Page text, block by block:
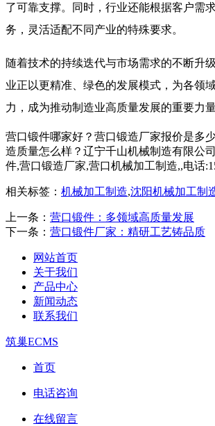
了可靠支撑。同时，行业还能根据客户需
务，灵活适配不同产业的特殊要求。
随着技术的持续迭代与市场需求的不断升
业正以更精准、绿色的发展模式，为各领
力，成为推动制造业高质量发展的重要力量
营口锻件哪家好？营口锻造厂家报价是多
造质量怎么样？辽宁千山机械制造有限公
件,营口锻造厂家,营口机械加工制造,,电话
相关标签： 机械加工制造,沈阳机械加工制
上一条： 营口锻件：多领域高质量发展
下一条： 营口锻件厂家：精研工艺铸品质
网站首页
关于我们
产品中心
新闻动态
联系我们
筑巢ECMS
首页
电话咨询
在线留言